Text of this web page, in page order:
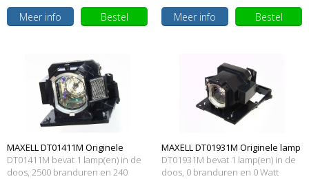
Meer info
Bestel
Meer info
Bestel
MAXELL DT01411M Originele
lampmodule
DT01411M bevat 1 lamp(en) in de
doos, 2500 branduren en 240
MAXELL DT01931M Originele lamp
met behuizing
DT01931M bevat 1 lamp(en) in de
doos, 0 branduren en 0 Watt